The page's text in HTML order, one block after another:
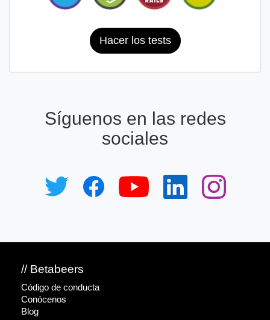
Hacer los tests
Síguenos en las redes
sociales
// Betabeers
Código de conducta
Conócenos
Blog